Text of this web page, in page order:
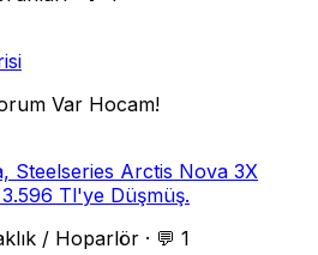
Var Hocam!
Steelseries Arctis Nova 3X
Tl'ye Düşmüş.
/ Hoparlör · 💬 1